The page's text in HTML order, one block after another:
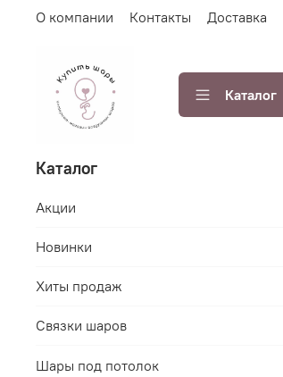
О компании Контакты Доставка
Каталог
Каталог
Акции
Новинки
Хиты продаж
Связки шаров
Шары под потолок